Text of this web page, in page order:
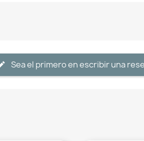
Sea el primero en escribir una